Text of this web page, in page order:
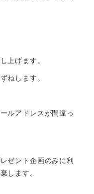
上げます。
ねします。
ルアドレスが間違っ
ゼント企画のみに利
します。